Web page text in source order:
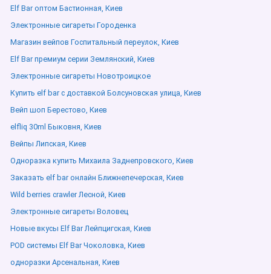
Elf Bar оптом Бастионная, Киев
Электронные сигареты Городенка
Магазин вейпов Госпитальный переулок, Киев
Elf Bar премиум серии Землянский, Киев
Электронные сигареты Новотроицкое
Купить elf bar с доставкой Болсуновская улица, Киев
Вейп шоп Берестово, Киев
elfliq 30ml Быковня, Киев
Вейпы Липская, Киев
Одноразка купить Михаила Заднепровского, Киев
Заказать elf bar онлайн Ближнепечерская, Киев
Wild berries crawler Лесной, Киев
Электронные сигареты Воловец
Новые вкусы Elf Bar Лейпцигская, Киев
POD системы Elf Bar Чоколовка, Киев
одноразки Арсенальная, Киев